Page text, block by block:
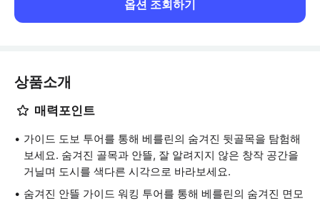
옵션 조회하기
상품소개
매력포인트
가이드 도보 투어를 통해 베를린의 숨겨진 뒷골목을 탐험해
보세요. 숨겨진 골목과 안뜰, 잘 알려지지 않은 창작 공간을
거닐며 도시를 색다른 시각으로 바라보세요.
숨겨진 안뜰 가이드 워킹 투어를 통해 베를린의 숨겨진 면모